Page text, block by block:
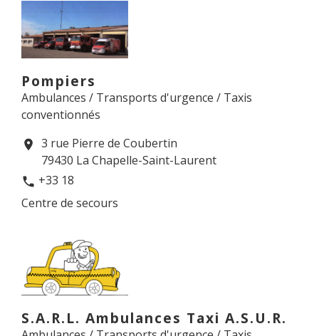
Pompiers
Ambulances / Transports d'urgence / Taxis
conventionnés
location_on 3 rue Pierre de Coubertin
79430 La Chapelle-Saint-Laurent
phone +33 18
Centre de secours
S.A.R.L. Ambulances Taxi A.S.U.R.